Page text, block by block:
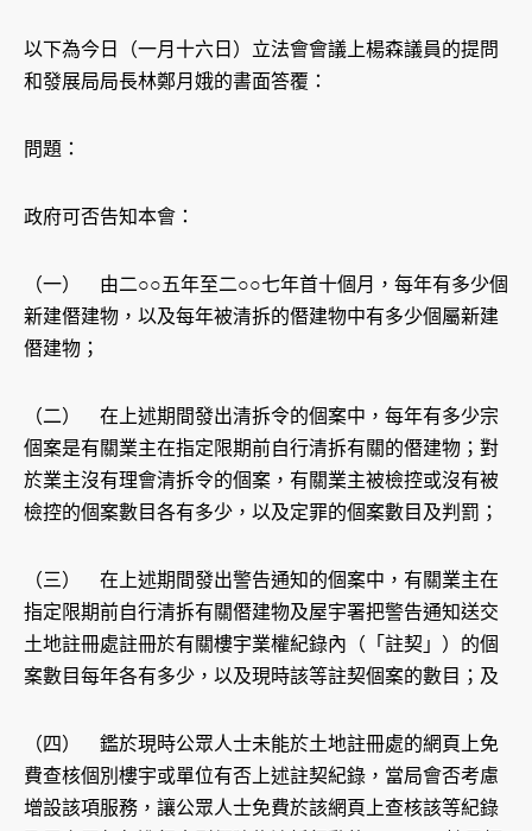
以下為今日（一月十六日）立法會會議上楊森議員的提問
和發展局局長林鄭月娥的書面答覆：
問題：
政府可否告知本會：
（一） 由二○○五年至二○○七年首十個月，每年有多少個
新建僭建物，以及每年被清拆的僭建物中有多少個屬新建
僭建物；
（二） 在上述期間發出清拆令的個案中，每年有多少宗
個案是有關業主在指定限期前自行清拆有關的僭建物；對
於業主沒有理會清拆令的個案，有關業主被檢控或沒有被
檢控的個案數目各有多少，以及定罪的個案數目及判罰；
（三） 在上述期間發出警告通知的個案中，有關業主在
指定限期前自行清拆有關僭建物及屋宇署把警告通知送交
土地註冊處註冊於有關樓宇業權紀錄內（「註契」）的個
案數目每年各有多少，以及現時該等註契個案的數目；及
（四） 鑑於現時公眾人士未能於土地註冊處的網頁上免
費查核個別樓宇或單位有否上述註契紀錄，當局會否考慮
增設該項服務，讓公眾人士免費於該網頁上查核該等紀錄